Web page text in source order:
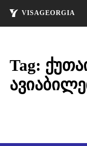
VISAGEORGIA
Tag: